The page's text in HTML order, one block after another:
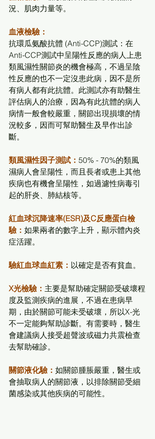
況、肌肉力量等。
血液檢驗：
抗環瓜氨酸抗體 (Anti-CCP)測試：在
Anti-CCP測試中呈陽性反應的病人上患
類風濕性關節炎的機會極高，不過呈陰
性反應的也不一定沒患此病，因不是所
有病人都有此抗體。此測試亦有助醫生
評估病人的治療，因為有此抗體的病人
病情一般會較嚴重，關節出現損壞的情
況較多，因而可幫助醫生及早作出診
斷。
類風濕性因子測試： 50% - 70%的類風
濕病人會呈陽性，而且長者或患上其他
疾病也有機會呈陽性，如過濾性病毒引
起的肝炎、肺結核等。
紅血球沉降速率(ESR)及C反應蛋白檢
驗： 如果兩者的數字上升，顯示體內炎
症活躍。
驗紅血球血紅素： 以確定是否有貧血。
X光檢驗： 主要是幫助確定關節受破壞程
度及監測疾病的進展，不過在患病早
期，由於關節可能未受破壞，所以X-光
不一定能夠幫助診斷。有需要時，醫生
會建議病人接受超聲波或磁力共震檢查
去幫助確診。
關節液化驗： 如關節腫脹嚴重，醫生或
會抽取病人的關節液，以排除關節受細
菌感染或其他疾病的可能性。